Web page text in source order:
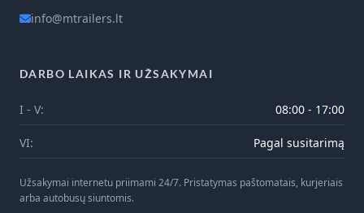
info@mtrailers.lt
DARBO LAIKAS IR UŽSAKYMAI
I - V: 08:00 - 17:00
VI: Pagal susitarimą
Užsakymai internetu priimami 24/7. Pristatymas paštomatais, kurjeriais
arba autobusų siuntomis.